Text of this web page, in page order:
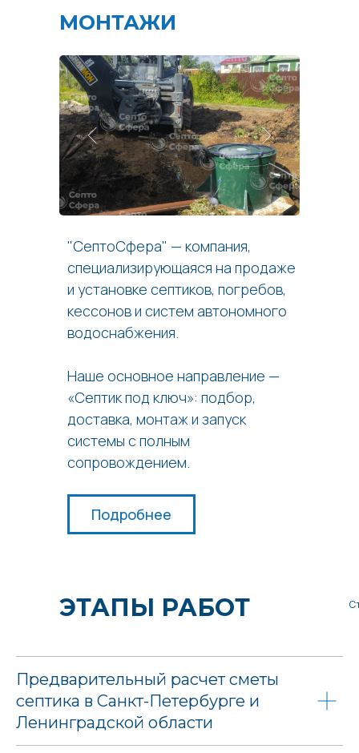
МОНТАЖИ
"СептоСфера" — компания,
специализирующаяся на продаже
и установке септиков, погребов,
кессонов и систем автономного
водоснабжения.
Наше основное направление —
«Септик под ключ»: подбор,
доставка, монтаж и запуск
системы с полным
сопровождением.
Подробнее
ЭТАПЫ РАБОТ
Предварительный расчет сметы
септика в Санкт-Петербурге и
Ленинградской области